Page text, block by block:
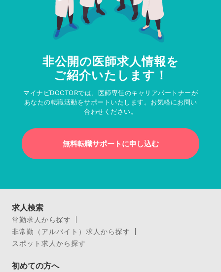
非公開の医師求人情報を
ご紹介いたします！
マイナビDOCTORでは、医師専任のキャリアパートナーが
あなたの転職活動をサポートいたします。お気軽にお問い
合わせください。
無料転職サポートに申し込む
求人検索
常勤求人から探す
非常勤（アルバイト）求人から探す
スポット求人から探す
初めての方へ